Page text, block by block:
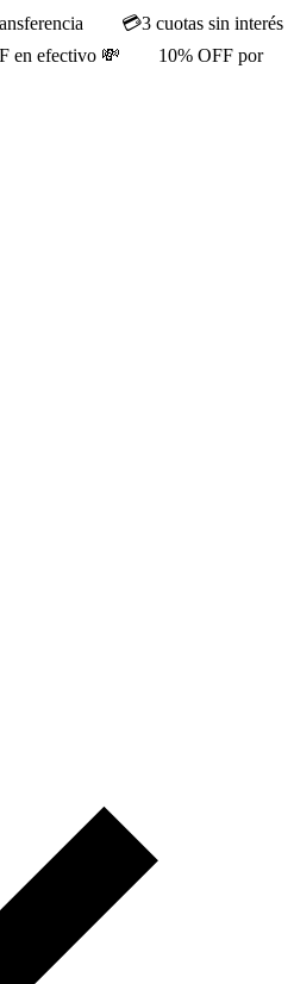
💳3 cuotas sin interés
en efectivo 💸
10% OFF por